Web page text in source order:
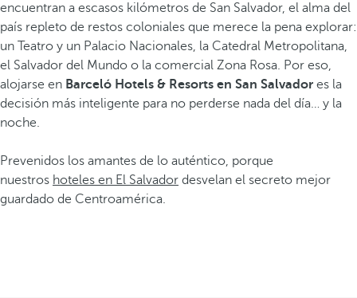
encuentran a escasos kilómetros de San Salvador, el alma del
país repleto de restos coloniales que merece la pena explorar:
un Teatro y un Palacio Nacionales, la Catedral Metropolitana,
el Salvador del Mundo o la comercial Zona Rosa. Por eso,
alojarse en Barceló Hotels & Resorts en San Salvador es la
decisión más inteligente para no perderse nada del día… y la
noche.
Prevenidos los amantes de lo auténtico, porque
nuestros hoteles en El Salvador desvelan el secreto mejor
guardado de Centroamérica.